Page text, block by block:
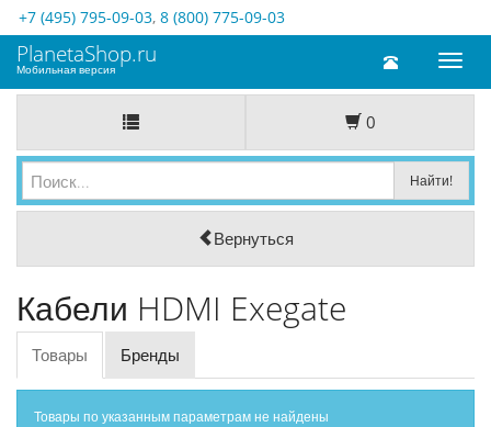
+7 (495) 795-09-03, 8 (800) 775-09-03
Toggle
PlanetaShop.ru
Мобильная версия
0
Вернуться
Кабели HDMI Exegate
Товары Бренды
Товары по указанным параметрам не найдены